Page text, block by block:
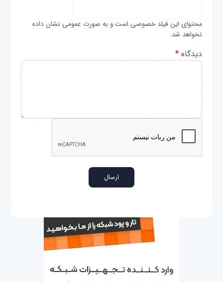
محتوای این فیلد خصوصی است و به صورت عمومی نشان داده
نخواهد شد.
دیدگاه*